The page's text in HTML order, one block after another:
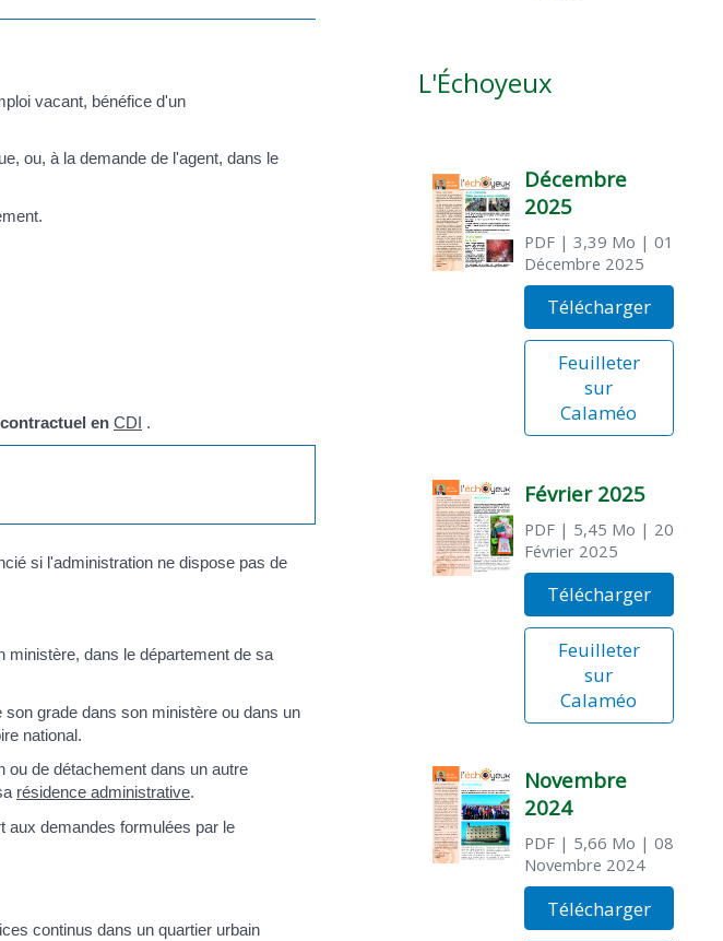
vacant, bénéfice d'un
ou, à la demande de l'agent, dans le
contractuel en CDI .
si l'administration ne dispose pas de
ministère, dans le département de sa
grade dans son ministère ou dans un
national.
ou de détachement dans un autre
résidence administrative.
aux demandes formulées par le
continus dans un quartier urbain
L'Échoyeux
Décembre
2025
PDF| 3,39 Mo | 01
Décembre 2025
Télécharger
Feuilleter
sur
Calaméo
Février 2025
PDF| 5,45 Mo | 20
Février 2025
Télécharger
Feuilleter
sur
Calaméo
Novembre
2024
PDF| 5,66 Mo | 08
Novembre 2024
Télécharger